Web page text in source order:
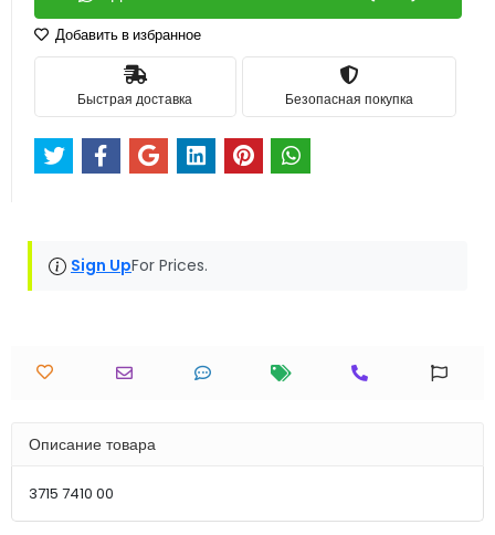
Добавить в избранное
Быстрая доставка Безопасная покупка
Sign UpFor Prices.
Описание товара
3715 7410 00